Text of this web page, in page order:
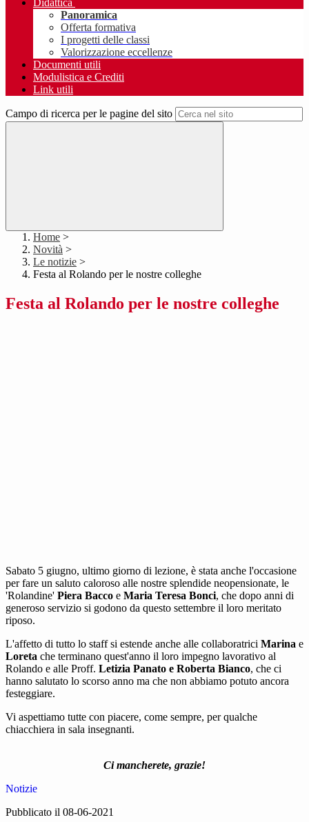
Didattica
Panoramica
Offerta formativa
I progetti delle classi
Valorizzazione eccellenze
Documenti utili
Modulistica e Crediti
Link utili
Campo di ricerca per le pagine del sito
Home >
Novità >
Le notizie >
Festa al Rolando per le nostre colleghe
Festa al Rolando per le nostre colleghe
Sabato 5 giugno, ultimo giorno di lezione, è stata anche l'occasione
per fare un saluto caloroso alle nostre splendide neopensionate, le
'Rolandine' Piera Bacco e Maria Teresa Bonci, che dopo anni di
generoso servizio si godono da questo settembre il loro meritato
riposo.
L'affetto di tutto lo staff si estende anche alle collaboratrici Marina e
Loreta che terminano quest'anno il loro impegno lavorativo al
Rolando e alle Proff. Letizia Panato e Roberta Bianco, che ci
hanno salutato lo scorso anno ma che non abbiamo potuto ancora
festeggiare.
Vi aspettiamo tutte con piacere, come sempre, per qualche
chiacchiera in sala insegnanti.
Ci mancherete, grazie!
Notizie
Pubblicato il 08-06-2021